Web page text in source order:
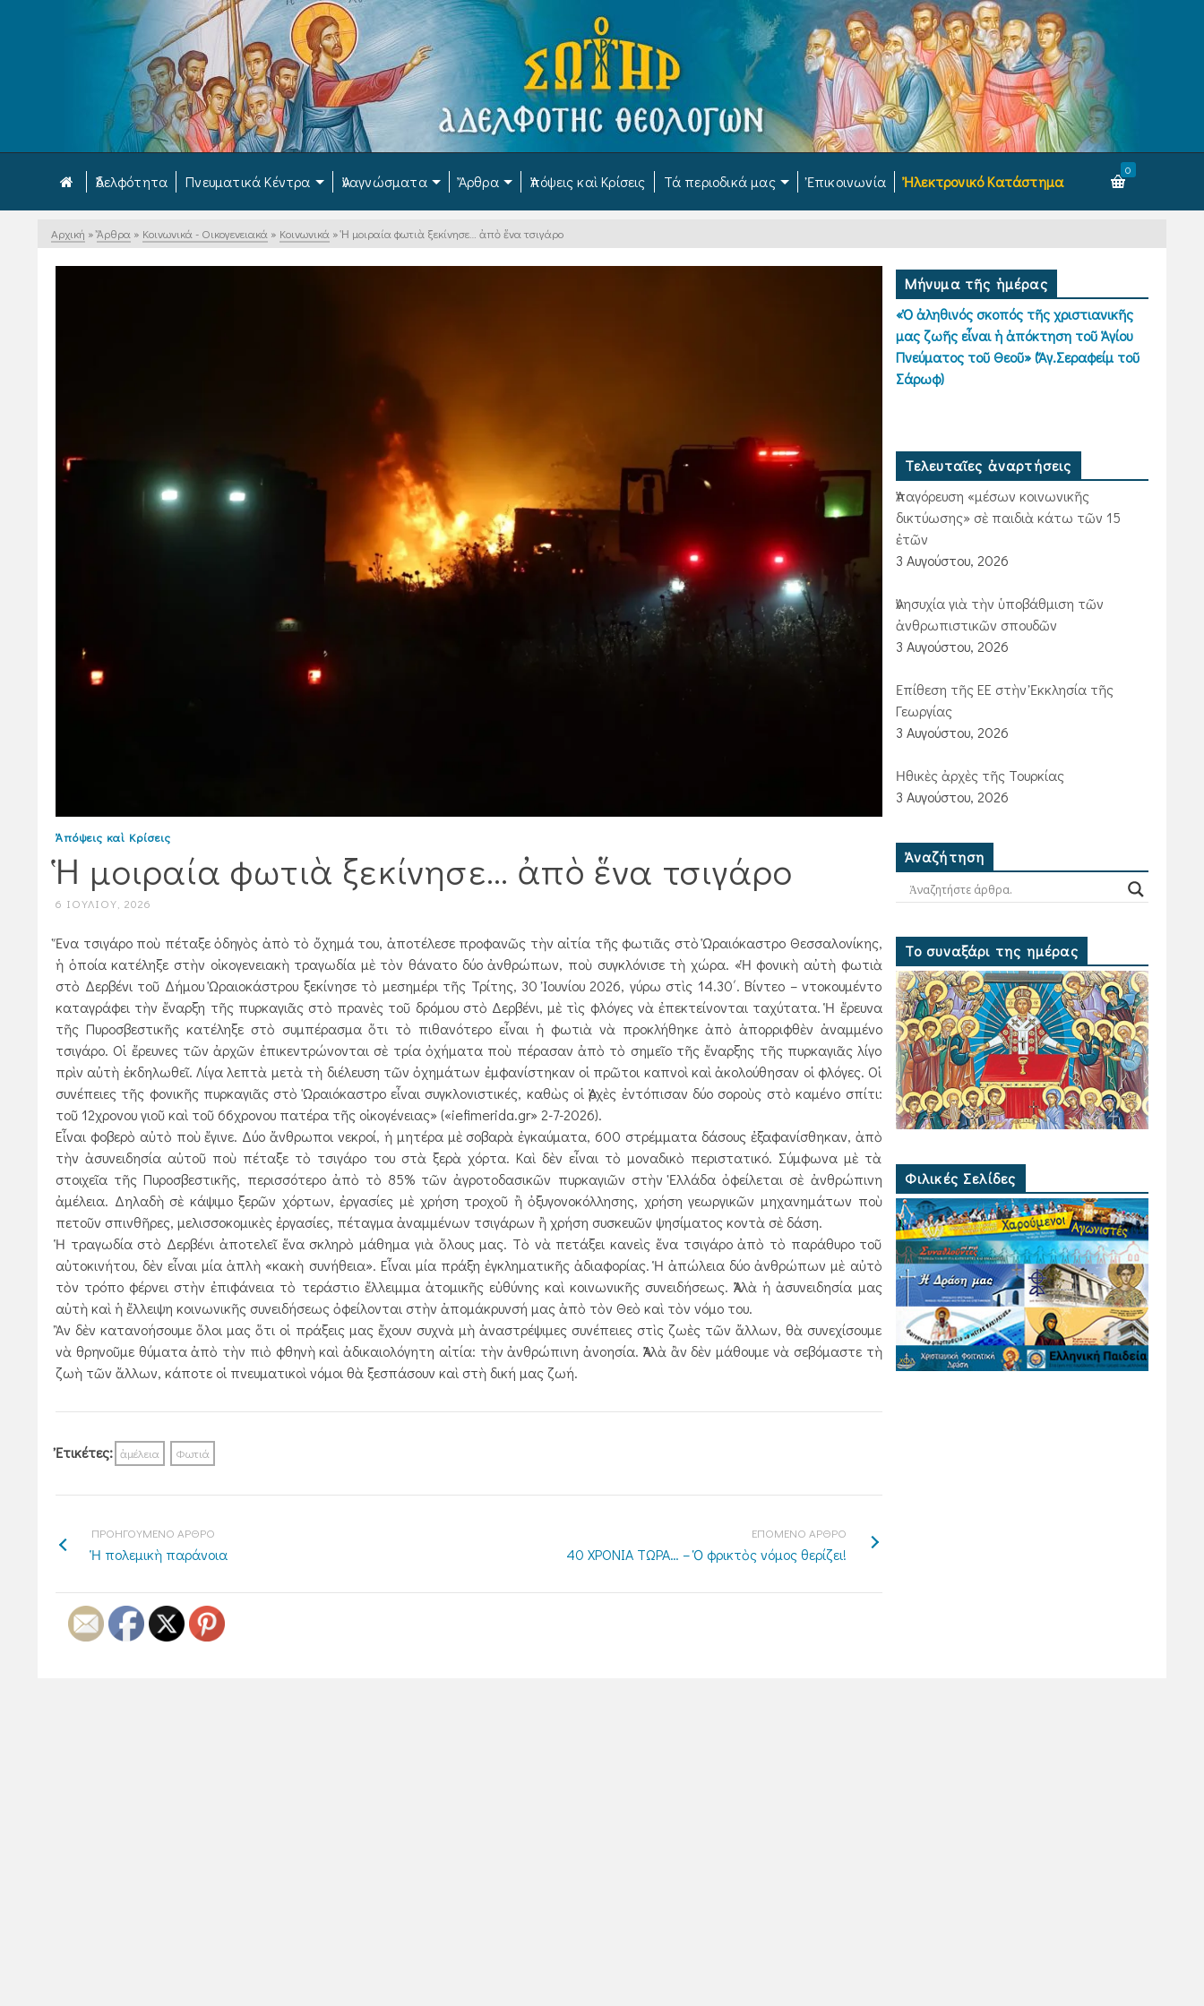
Ἀδελφότητα Πνευματικά Κέντρα Ἀναγνώσματα Ἄρθρα Ἀπόψεις καὶ Κρίσεις Τά περιοδικά μας Ἐπικοινωνία Ἠλεκτρονικό Κατάστημα
0
Αρχική » Ἄρθρα » Κοινωνικά - Οικογενειακά » Κοινωνικά » Ἡ μοιραία φωτιὰ ξεκίνησε… ἀπὸ ἕνα τσιγάρο
Ἀπόψεις καὶ Κρίσεις
Ἡ μοιραία φωτιὰ ξεκίνησε… ἀπὸ ἕνα τσιγάρο
6 ΙΟΥΛΊΟΥ, 2026
Ἕνα τσιγάρο ποὺ πέταξε ὁδηγὸς ἀπὸ τὸ ὄχημά του, ἀποτέλεσε προφανῶς τὴν αἰτία τῆς φωτιᾶς στὸ Ὡραιόκαστρο Θεσσαλονίκης,
ἡ ὁποία κατέληξε στὴν οἰκογενειακὴ τραγωδία μὲ τὸν θάνατο δύο ἀνθρώπων, ποὺ συγκλόνισε τὴ χώρα. «Ἡ φονικὴ αὐτὴ φωτιὰ
στὸ Δερβένι τοῦ Δήμου Ὡραιοκάστρου ξεκίνησε τὸ μεσημέρι τῆς Τρίτης, 30 Ἰουνίου 2026, γύρω στὶς 14.30΄. Βίντεο – ντοκουμέντο
καταγράφει τὴν ἔναρξη τῆς πυρκαγιᾶς στὸ πρανὲς τοῦ δρόμου στὸ Δερβένι, μὲ τὶς φλόγες νὰ ἐπεκτείνονται ταχύτατα. Ἡ ἔρευνα
τῆς Πυροσβεστικῆς κατέληξε στὸ συμπέρασμα ὅτι τὸ πιθανότερο εἶναι ἡ φωτιὰ νὰ προκλήθηκε ἀπὸ ἀπορριφθὲν ἀναμμένο
τσιγάρο. Οἱ ἔρευνες τῶν ἀρχῶν ἐπικεντρώνονται σὲ τρία ὀχήματα ποὺ πέρασαν ἀπὸ τὸ σημεῖο τῆς ἔναρξης τῆς πυρκαγιᾶς λίγο
πρὶν αὐτὴ ἐκδηλωθεῖ. Λίγα λεπτὰ μετὰ τὴ διέλευση τῶν ὀχημάτων ἐμφανίστηκαν οἱ πρῶτοι καπνοὶ καὶ ἀκολούθησαν οἱ φλόγες. Οἱ
συνέπειες τῆς φονικῆς πυρκαγιᾶς στὸ Ὡραιόκαστρο εἶναι συγκλονιστικές, καθὼς οἱ Ἀρχὲς ἐντόπισαν δύο σοροὺς στὸ καμένο σπίτι:
τοῦ 12χρονου γιοῦ καὶ τοῦ 66χρονου πατέρα τῆς οἰκογένειας» («iefimerida.gr» 2-7-2026).
Εἶναι φοβερὸ αὐτὸ ποὺ ἔγινε. Δύο ἄν­θρωποι νεκροί, ἡ μητέρα μὲ σοβαρὰ ἐγ­καύματα, 600 στρέμματα δάσους ἐξαφανίσθηκαν, ἀπὸ
τὴν ἀσυνειδησία αὐτοῦ ποὺ πέταξε τὸ τσιγάρο του στὰ ξερὰ χόρτα. Καὶ δὲν εἶναι τὸ μοναδικὸ περιστατικό. Σύμφωνα μὲ τὰ
στοιχεῖα τῆς Πυροσβεστικῆς, περισσότερο ἀπὸ τὸ 85% τῶν ἀγροτοδασικῶν πυρκαγιῶν στὴν Ἑλλάδα ὀφείλεται σὲ ἀνθρώπινη
ἀμέλεια. Δηλαδὴ σὲ κάψιμο ξερῶν χόρτων, ἐργασίες μὲ χρήση τροχοῦ ἢ ὀξυγονοκόλλησης, χρήση γεωργικῶν μηχανημάτων ποὺ
πετοῦν σπινθῆρες, μελισσοκομικὲς ἐργασίες, πέταγμα ἀναμμένων τσιγάρων ἢ χρήση συσκευῶν ψησίματος κοντὰ σὲ δάση.
Ἡ τραγωδία στὸ Δερβένι ἀποτελεῖ ἕνα σκληρὸ μάθημα γιὰ ὅλους μας. Τὸ νὰ πετάξει κανεὶς ἕνα τσιγάρο ἀπὸ τὸ παράθυρο τοῦ
αὐτοκινήτου, δὲν εἶναι μία ἁπλὴ «κακὴ συνήθεια». Εἶναι μία πράξη ἐγκληματικῆς ἀδιαφορίας. Ἡ ἀπώλεια δύο ἀνθρώπων μὲ αὐτὸ
τὸν τρόπο φέρνει στὴν ἐπιφάνεια τὸ τεράστιο ἔλλειμμα ἀτομικῆς εὐθύνης καὶ κοινωνικῆς συνειδήσεως. Ἀλλὰ ἡ ἀσυνειδησία μας
αὐτὴ καὶ ἡ ἔλλειψη κοινωνικῆς συνειδήσεως ὀφεί­λονται στὴν ἀπομάκρυνσή μας ἀπὸ τὸν Θεὸ καὶ τὸν νόμο του.
Ἂν δὲν κατανοήσουμε ὅλοι μας ὅτι οἱ πράξεις μας ἔχουν συχνὰ μὴ ἀναστρέψιμες συνέπειες στὶς ζωὲς τῶν ἄλλων, θὰ συνεχίσουμε
νὰ θρηνοῦμε θύματα ἀπὸ τὴν πιὸ φθηνὴ καὶ ἀδικαιολόγητη αἰτία: τὴν ἀνθρώπινη ἀνοησία. Ἀλλὰ ἂν δὲν μάθουμε νὰ σεβόμαστε τὴ
ζωὴ τῶν ἄλλων, κάποτε οἱ πνευματικοὶ νόμοι θὰ ξεσπάσουν καὶ στὴ δική μας ζωή.
Ἐτικέτες: ἀμέλεια Φωτιά
ΠΡΟΗΓΟΥΜΕΝΟ ΑΡΘΡΟ
Ἡ πολεμικὴ παράνοια
ΕΠΟΜΕΝΟ ΑΡΘΡΟ
40 ΧΡΟΝΙΑ ΤΩΡΑ… – Ὁ φρικτὸς νόμος θερίζει!
Μήνυμα τῆς ἡμέρας
«Ὁ ἀληθινός σκοπός τῆς χριστιανικῆς
μας ζωῆς εἶναι ἡ ἀπόκτηση τοῦ Ἁγίου
Πνεύματος τοῦ Θεοῦ» (Ἅγ.Σεραφείμ τοῦ
Σάρωφ)
Τελευταῖες ἀναρτήσεις
Ἀπαγόρευση «μέσων κοινωνικῆς
δικτύωσης» σὲ παιδιὰ κάτω τῶν 15
ἐτῶν
3 Αυγούστου, 2026
Ἀνησυχία γιὰ τὴν ὑποβάθμιση τῶν
ἀνθρωπιστικῶν σπουδῶν
3 Αυγούστου, 2026
Ἐπίθεση τῆς ΕΕ στὴν Ἐκκλησία τῆς
Γεωργίας
3 Αυγούστου, 2026
Ἠθικὲς ἀρχὲς τῆς Τουρκίας
3 Αυγούστου, 2026
Ἀναζήτηση
Το συναξάρι της ημέρας
Φιλικές Σελίδες